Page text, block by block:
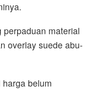
material
overlay suede abu-
belum